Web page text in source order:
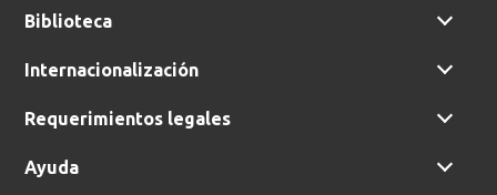
Biblioteca
Internacionalización
Requerimientos legales
Ayuda